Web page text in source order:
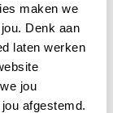
maken we
Denk aan
laten werken
jou
afgestemd.